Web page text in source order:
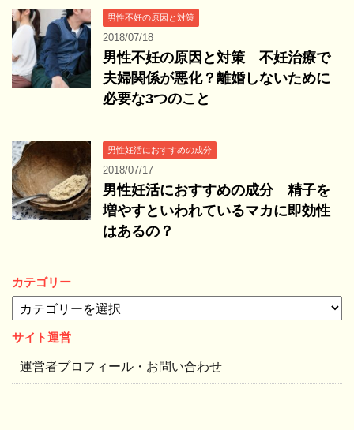
男性不妊の原因と対策
2018/07/18
男性不妊の原因と対策 不妊治療で
夫婦関係が悪化？離婚しないために
必要な3つのこと
男性妊活におすすめの成分
2018/07/17
男性妊活におすすめの成分 精子を
増やすといわれているマカに即効性
はあるの？
カテゴリー
テ
ゴ
ー
サイト運営
運営者プロフィール・お問い合わせ